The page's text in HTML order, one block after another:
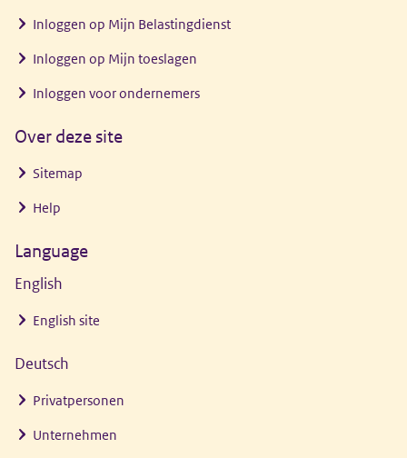
Inloggen op Mijn Belastingdienst
Inloggen op Mijn toeslagen
Inloggen voor ondernemers
Over deze site
Sitemap
Help
Language
English
English site
Deutsch
Privatpersonen
Unternehmen